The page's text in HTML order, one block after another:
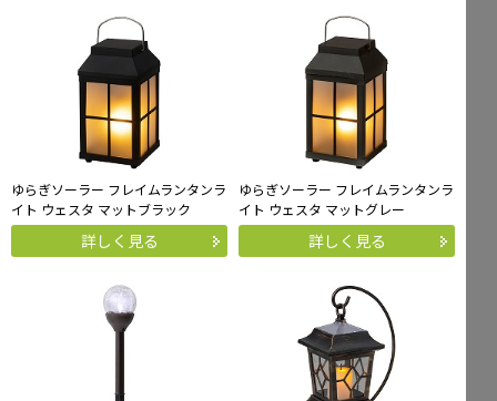
ゆらぎソーラー フレイムランタンラ
イト ウェスタ マットブラック
詳しく見る
ゆらぎソーラー フレイムランタンラ
イト ウェスタ マットグレー
詳しく見る